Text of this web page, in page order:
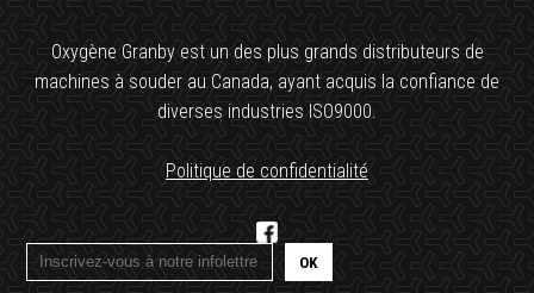
Oxygène Granby est un des plus grands distributeurs de
machines à souder au Canada, ayant acquis la confiance de
diverses industries ISO9000.
Politique de confidentialité